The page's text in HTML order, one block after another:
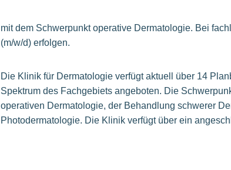
mit dem Schwerpunkt operative Dermatologie. Bei
(m/w/d) erfolgen.
Die Klinik für Dermatologie verfügt aktuell über 14
Spektrum des Fachgebiets angeboten. Die
operativen Dermatologie, der Behandlung schwerer
Photodermatologie. Die Klinik verfügt über ein